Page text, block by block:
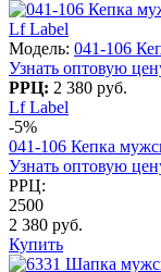
Lf Label
Модель: 041-106
Узнать оптовую
РРЦ: 2 380 руб.
Lf Label
-5%
041-106 Кепка
Узнать оптовую
РРЦ:
2500
2 380 руб.
Купить